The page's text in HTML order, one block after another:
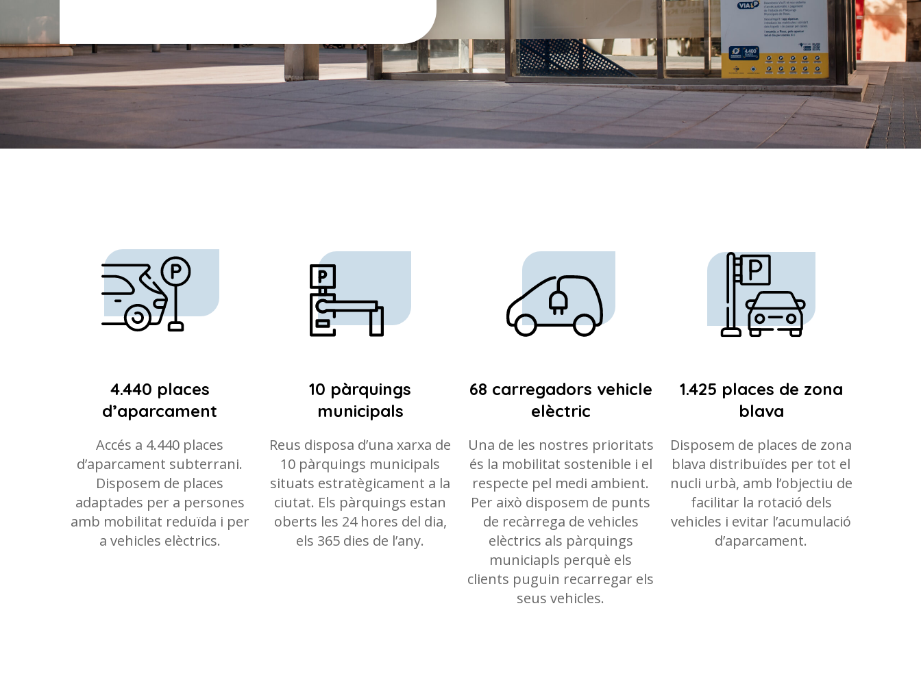
4.440 places
d’aparcament
Accés a 4.440 places
d’aparcament subterrani.
Disposem de places
adaptades per a persones
amb mobilitat reduïda i per
a vehicles elèctrics.
10 pàrquings
municipals
Reus disposa d’una xarxa de
10 pàrquings municipals
situats estratègicament a la
ciutat. Els pàrquings estan
oberts les 24 hores del dia,
els 365 dies de l’any.
68 carregadors vehicle
elèctric
Una de les nostres prioritats
és la mobilitat sostenible i el
respecte pel medi ambient.
Per això disposem de punts
de recàrrega de vehicles
elèctrics als pàrquings
municiapls perquè els
clients puguin recarregar els
seus vehicles.
1.425 places de zona
blava
Disposem de places de zona
blava distribuïdes per tot el
nucli urbà, amb l’objectiu de
facilitar la rotació dels
vehicles i evitar l’acumulació
d’aparcament.